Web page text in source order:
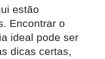
estão
Encontrar o
ideal pode ser
dicas certas,